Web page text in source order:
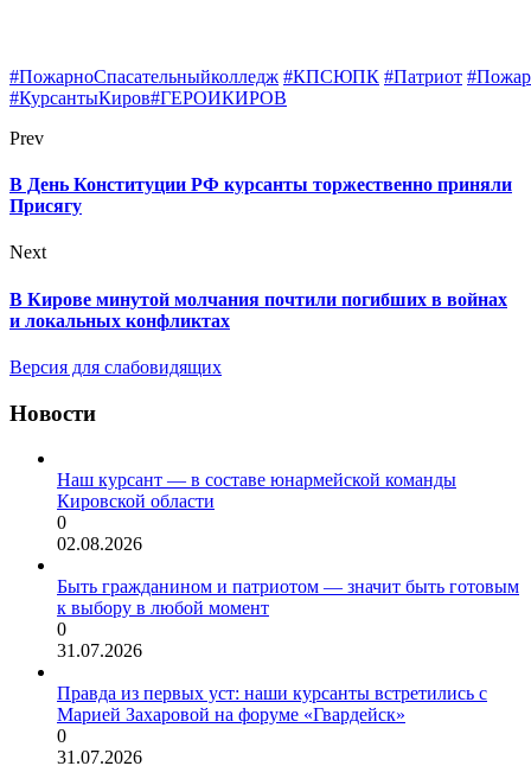
#ПожарноСпасательныйколледж #КПСЮПК #Патриот
#КурсантыКиров#ГЕРОИКИРОВ
Prev
В День Конституции РФ курсанты торжественно приняли
Присягу
Next
В Кирове минутой молчания почтили погибших в войнах
и локальных конфликтах
Версия для слабовидящих
Новости
Наш курсант — в составе юнармейской команды
Кировской области
0
02.08.2026
Быть гражданином и патриотом — значит быть готовым
к выбору в любой момент
0
31.07.2026
Правда из первых уст: наши курсанты встретились с
Марией Захаровой на форуме «Гвардейск»
0
31.07.2026